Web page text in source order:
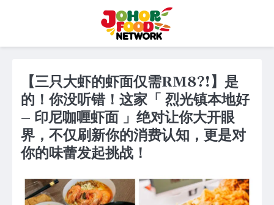
【三只大虾的虾面仅需RM8?!】是
的！你没听错！这家「 烈光镇本地好
– 印尼咖喱虾面 」绝对让你大开眼
界，不仅刷新你的消费认知，更是对
你的味蕾发起挑战！